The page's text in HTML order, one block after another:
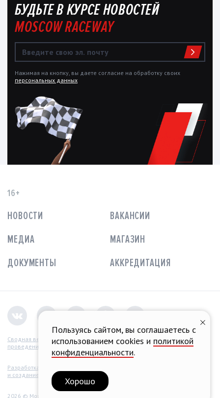
БУДЬТЕ В КУРСЕ НОВОСТЕЙ
MOSCOW RACEWAY
Нажимая на кнопку, вы даете согласие на обработку своих
персональных данных
16+
НОВОСТИ
ВАКАНСИИ
МЕДИА
МАГАЗИН
ДОКУМЕНТЫ
АККРЕДИТАЦИЯ
Сводная ведомость
проведения СОУТ
Разработка концепции
и создание сайта
2026 © Moscow Raceway.
Пользуясь сайтом, вы соглашаетесь с
использованием cookies и политикой
конфиденциальности.
Хорошо